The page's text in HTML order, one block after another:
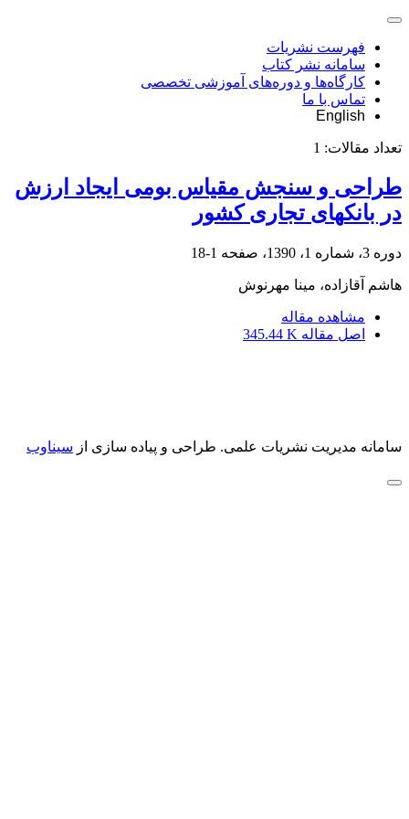
فهرست نشریات
سامانه نشر کتاب
کارگاه‌ها و دوره‌های آموزشی تخصصی
تماس با ما
English
تعداد مقالات: 1
طراحی و سنجش مقیاس بومی ایجاد ارزش
در بانک‎های تجاری کشور
دوره 3، شماره 1، 1390، صفحه 1-18
هاشم آقازاده، مینا مهرنوش
مشاهده مقاله
اصل مقاله 345.44 K
سامانه مدیریت نشریات علمی. طراحی و پیاده سازی از سیناوب